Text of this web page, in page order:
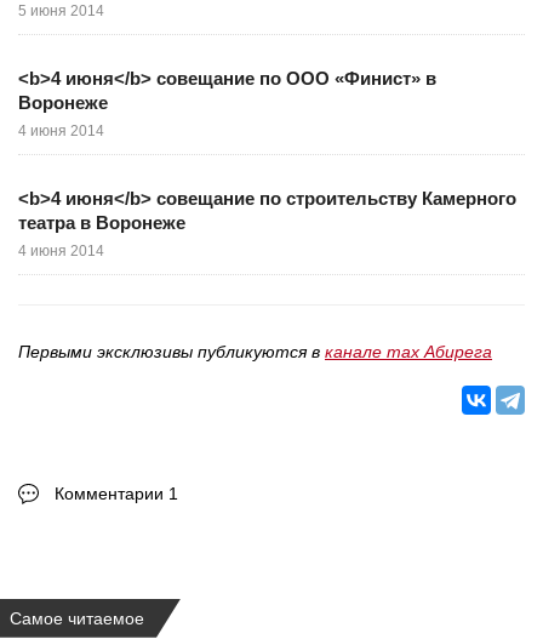
5 июня 2014
<b>4 июня</b> совещание по ООО «Финист» в
Воронеже
4 июня 2014
<b>4 июня</b> совещание по строительству Камерного
театра в Воронеже
4 июня 2014
Первыми эксклюзивы публикуются в канале max Абирега
Комментарии 1
Самое читаемое